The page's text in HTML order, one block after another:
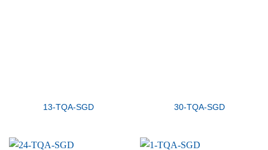
13-TQA-SGD 30-TQA-SGD